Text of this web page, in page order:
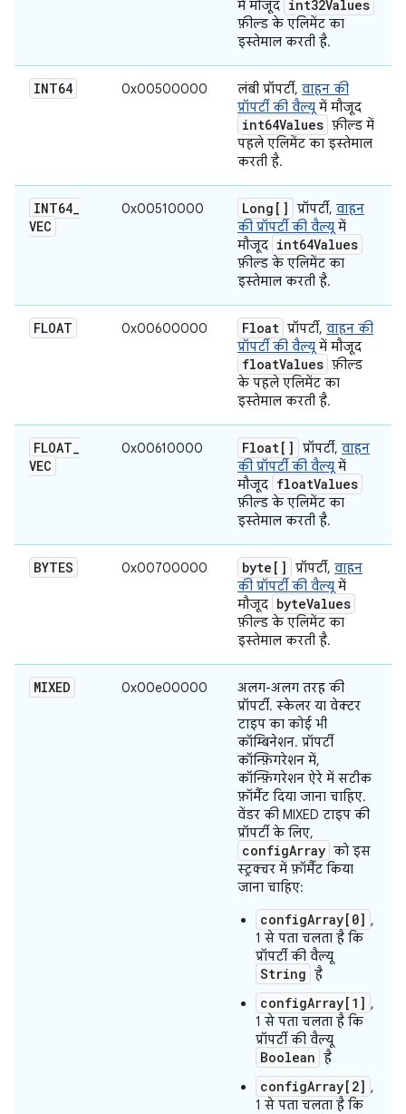
में मौजूद int32Values
फ़ील्ड के एलिमेंट का
इस्तेमाल करती है.
INT64 0x00500000 लंबी प्रॉपर्टी, वाहन की
प्रॉपर्टी की वैल्यू में मौजूद
int64Values फ़ील्ड में
पहले एलिमेंट का इस्तेमाल
करती है.
INT64_
VEC
0x00510000 Long[] प्रॉपर्टी, वाहन
की प्रॉपर्टी की वैल्यू में
मौजूद int64Values
फ़ील्ड के एलिमेंट का
इस्तेमाल करती है.
FLOAT 0x00600000 Float प्रॉपर्टी, वाहन की
प्रॉपर्टी की वैल्यू में मौजूद
floatValues फ़ील्ड
के पहले एलिमेंट का
इस्तेमाल करती है.
FLOAT_
VEC
0x00610000 Float[] प्रॉपर्टी, वाहन
की प्रॉपर्टी की वैल्यू में
मौजूद floatValues
फ़ील्ड के एलिमेंट का
इस्तेमाल करती है.
BYTES 0x00700000 byte[] प्रॉपर्टी, वाहन
की प्रॉपर्टी की वैल्यू में
मौजूद byteValues
फ़ील्ड के एलिमेंट का
इस्तेमाल करती है.
MIXED 0x00e00000
अलग-अलग तरह की
प्रॉपर्टी. स्केलर या वेक्टर
टाइप का कोई भी
कॉम्बिनेशन. प्रॉपर्टी
कॉन्फ़िगरेशन में,
कॉन्फ़िगरेशन ऐरे में सटीक
फ़ॉर्मैट दिया जाना चाहिए.
वेंडर की MIXED टाइप की
प्रॉपर्टी के लिए,
configArray को इस
स्ट्रक्चर में फ़ॉर्मैट किया
जाना चाहिए:
configArray[0] ,
1 से पता चलता है कि
प्रॉपर्टी की वैल्यू
String है
configArray[1] ,
1 से पता चलता है कि
प्रॉपर्टी की वैल्यू
Boolean है
configArray[2] ,
1 से पता चलता है कि